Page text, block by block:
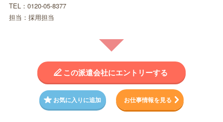
TEL：0120-05-8377
担当：採用担当
この派遣会社にエントリーする
お気に入りに追加 お仕事情報を見る